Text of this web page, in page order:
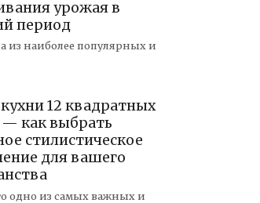
урожая в
период
из наиболее популярных и
12 квадратных
как выбрать
стилистическое
для вашего
одно из самых важных и